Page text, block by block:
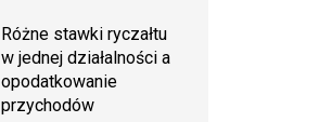
Różne stawki ryczałtu
w jednej działalności a
opodatkowanie
przychodów